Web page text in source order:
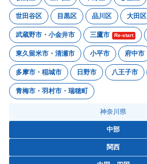
世田谷区 目黒区 品川区 大田区
武蔵野市・小金井市 三鷹市 Re-start
東久留米市・清瀬市 小平市 府中市
多摩市・稲城市 日野市 八王子市
青梅市・羽村市・瑞穂町
神奈川県
中部
関西